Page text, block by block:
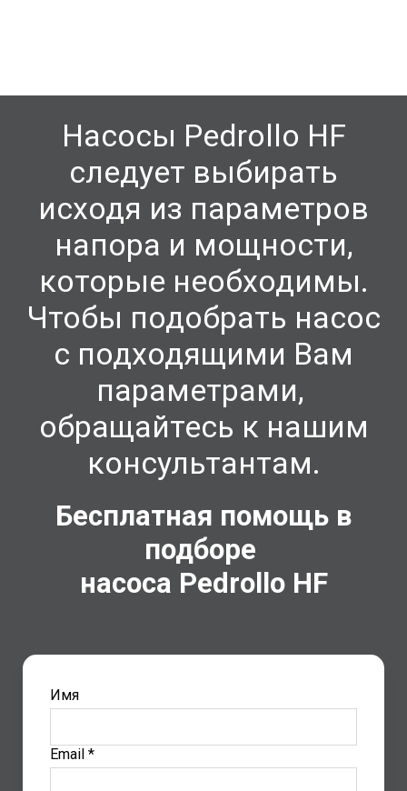
Насосы Pedrollo HF
следует выбирать
исходя из параметров
напора и мощности,
которые необходимы.
Чтобы подобрать насос
с подходящими Вам
параметрами,
обращайтесь к нашим
консультантам.
Бесплатная помощь в
подборе
насоса Pedrollo HF
Имя
Email *